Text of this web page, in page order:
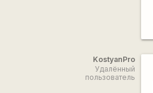
KostyanPro
Удалённый
пользователь